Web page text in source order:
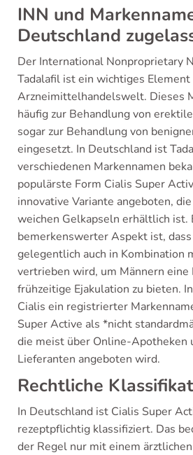
INN und
Deutschland
Der International Nonproprietary
Tadalafil ist ein wichtiges Element
Arzneimittelhandelswelt. Dieses
häufig zur Behandlung von
sogar zur Behandlung von
eingesetzt. In Deutschland ist
verschiedenen Markennamen
populärste Form Cialis Super
innovative Variante angeboten,
weichen Gelkapseln erhältlich ist.
bemerkenswerter Aspekt ist,
gelegentlich auch in Kombination
vertrieben wird, um Männern eine
frühzeitige Ejakulation zu bieten.
Cialis ein registrierter
Super Active als *nicht
die meist über Online-Apotheken
Lieferanten angeboten wird.
Rechtliche
In Deutschland ist Cialis Super
rezeptpflichtig klassifiziert. Das
der Regel nur mit einem